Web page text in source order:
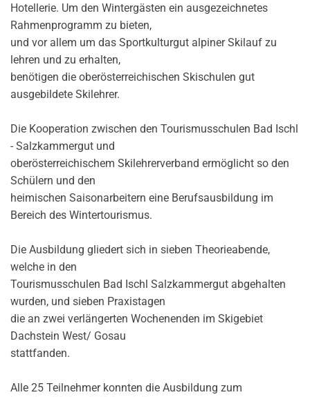
Hotellerie. Um den Wintergästen ein ausgezeichnetes
Rahmenprogramm zu bieten,
und vor allem um das Sportkulturgut alpiner Skilauf zu
lehren und zu erhalten,
benötigen die oberösterreichischen Skischulen gut
ausgebildete Skilehrer.
Die Kooperation zwischen den Tourismusschulen Bad Ischl
- Salzkammergut und
oberösterreichischem Skilehrerverband ermöglicht so den
Schülern und den
heimischen Saisonarbeitern eine Berufsausbildung im
Bereich des Wintertourismus.
Die Ausbildung gliedert sich in sieben Theorieabende,
welche in den
Tourismusschulen Bad Ischl Salzkammergut abgehalten
wurden, und sieben Praxistagen
die an zwei verlängerten Wochenenden im Skigebiet
Dachstein West/ Gosau
stattfanden.
Alle 25 Teilnehmer konnten die Ausbildung zum